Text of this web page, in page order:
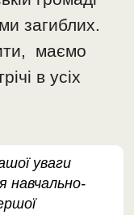
загиблих.
маємо
в усіх
уваги
навчально-